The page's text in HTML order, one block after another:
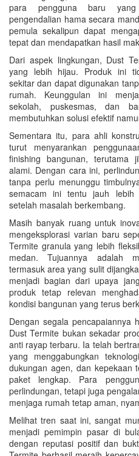
para pengguna baru
pengendalian hama secara
pemula sekalipun dapat
tepat dan mendapatkan hasil
Dari aspek lingkungan, Dust
yang lebih hijau. Produk ini
sekitar dan dapat digunakan
rumah. Keunggulan ini
sekolah, puskesmas, dan
membutuhkan solusi efektif
Sementara itu, para ahli
turut menyarankan
finishing bangunan, terutama
alami. Dengan cara ini,
tanpa perlu menunggu
semacam ini tentu jauh lebih
setelah masalah berkembang.
Masih banyak ruang untuk
mengeksplorasi varian baru
Termite granula yang lebih
medan. Tujuannya adalah
termasuk area yang sulit
menjadi bagian dari upaya
produk tetap relevan
kondisi bangunan yang terus
Dengan segala pencapaiannya
Dust Termite bukan sekadar
anti rayap terbaru. Ia telah
yang menggabungkan
dukungan agen, dan kepekaan
paket lengkap. Para
perlindungan, tetapi juga
menjaga rumah tetap aman,
Melihat tren saat ini, sangat
menjadi pemimpin pasar di
dengan reputasi positif dan